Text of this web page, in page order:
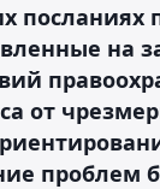
посланиях
на
от
проблем